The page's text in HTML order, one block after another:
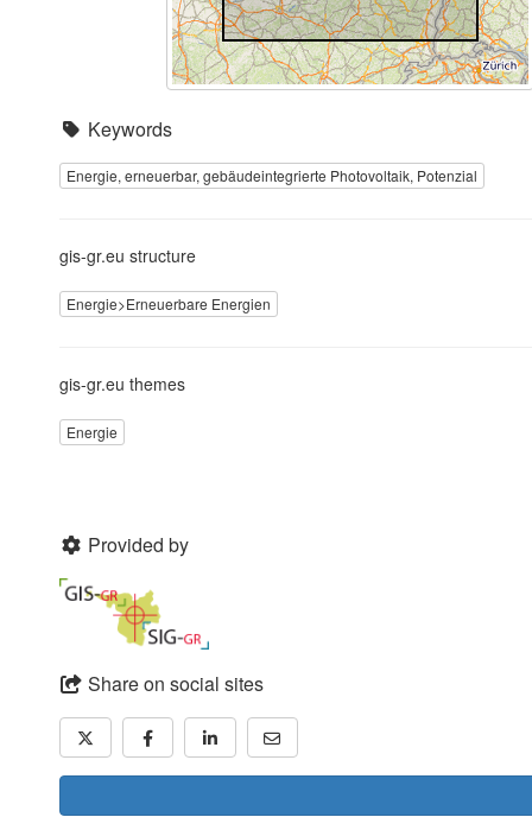
Keywords
Energie, erneuerbar, gebäudeintegrierte Photovoltaik, Potenzial
gis-gr.eu structure
Energie>Erneuerbare Energien
gis-gr.eu themes
Energie
Provided by
Share on social sites